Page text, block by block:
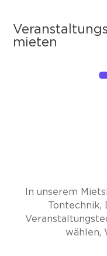
mieten
In unserem
Tontechnik,
wählen,